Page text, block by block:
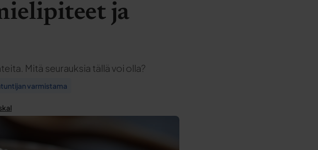
ja
Mitä seurauksia tällä voi olla?
varmistama